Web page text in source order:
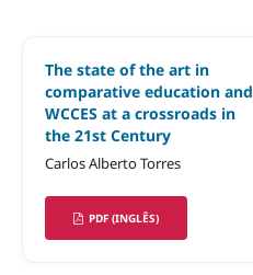
The state of the art in
comparative education and
WCCES at a crossroads in
the 21st Century
Carlos Alberto Torres
PDF (INGLÊS)